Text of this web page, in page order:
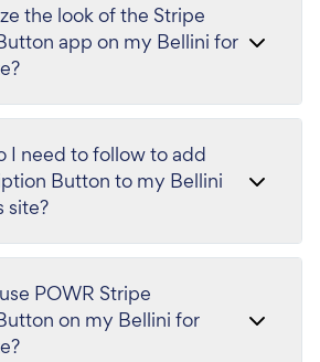
the look of the Stripe
app on my Bellini for
I need to follow to add
Button to my Bellini
site?
POWR Stripe
on my Bellini for